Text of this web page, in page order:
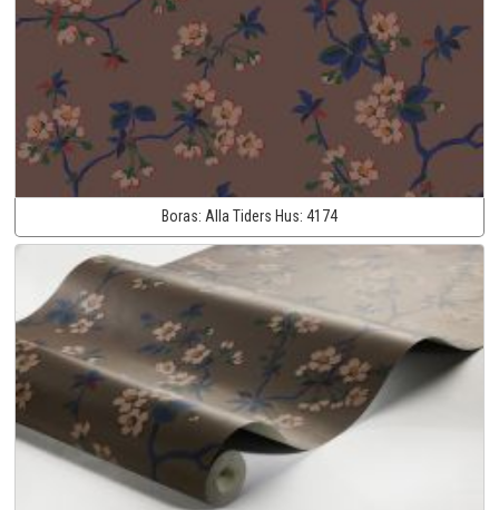
Boras: Alla Tiders Hus: 4174